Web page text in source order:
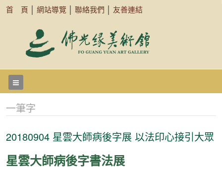
首 頁 網站導覽 聯絡我們 友善連結
一筆字
20180904 星雲大師病後字展 以法印心接引大眾
星雲大師病後字書法展